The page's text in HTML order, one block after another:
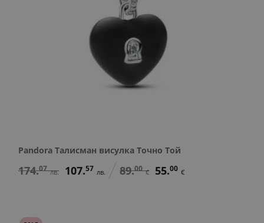
Pandora Талисман висулка Точно Той
174.07 лв. 107.57 лв. 89.00 € 55.00 €